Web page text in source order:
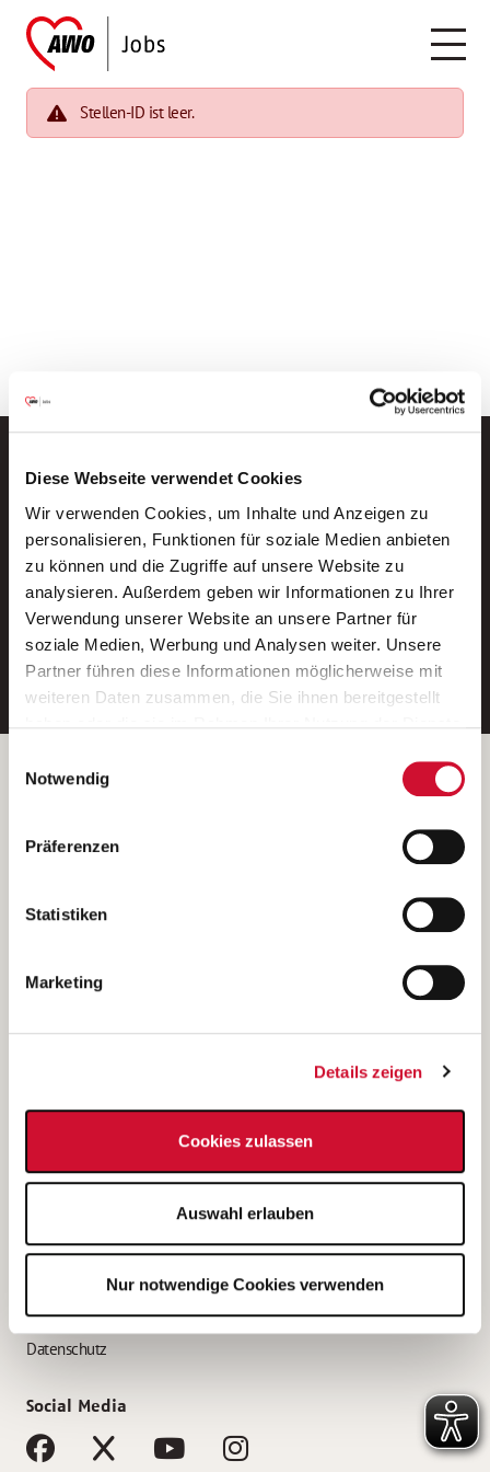
Diese Webseite verwendet Cookies
Wir verwenden Cookies, um Inhalte und Anzeigen zu
personalisieren, Funktionen für soziale Medien anbieten
zu können und die Zugriffe auf unsere Website zu
analysieren. Außerdem geben wir Informationen zu Ihrer
Verwendung unserer Website an unsere Partner für
soziale Medien, Werbung und Analysen weiter. Unsere
Partner führen diese Informationen möglicherweise mit
weiteren Daten zusammen, die Sie ihnen bereitgestellt
Wenn Sie auf „Cookies zulassen“ klicken, so stimmen
Sie der Speicherung sämtlicher Cookies zu. Sie können
Ihre Einwilligung selbstverständlich jederzeit widerrufen,
indem Sie die Cookie-Einstellungen aufrufen und diese
unsererDatenschutzerklärung
Notwendig
Präferenzen
Statistiken
Marketing
Details zeigen
Cookies zulassen
Auswahl erlauben
Nur notwendige Cookies verwenden
Stellen-ID ist leer.
Neue Stellen per E-Mail.
Ein kostenloser Service von AWO
Jobs.
E-Mail-Adresse eintragen
Betreiber der Webseite
Kantstraße 45a
(Ein Tochterunternehmen des AWO Bezirksverbandes Unterfranken
e.V.)
Bewerbung als Altenpflegehelfer*in
Bewerbung als Erzieher*in
AWO Gliederungen nach Bundesland
Impressum
Datenschutz
Social Media